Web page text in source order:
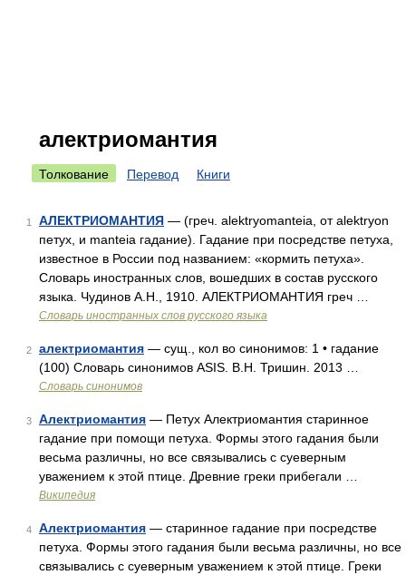
алектриомантия
Толкование Перевод Книги
1 АЛЕКТРИОМАНТИЯ — (греч. alektryomanteia, от alektryon
петух, и manteia гадание). Гадание при посредстве петуха,
известное в России под названием: «кормить петуха».
Словарь иностранных слов, вошедших в состав русского
языка. Чудинов А.Н., 1910. АЛЕКТРИОМАНТИЯ греч …
Словарь иностранных слов русского языка
2 алектриомантия — сущ., кол во синонимов: 1 • гадание
(100) Словарь синонимов ASIS. В.Н. Тришин. 2013 …
Словарь синонимов
3 Алектриомантия — Петух Алектриомантия старинное
гадание при помощи петуха. Формы этого гадания были
весьма различны, но все связывались с суеверным
уважением к этой птице. Древние греки прибегали …
Википедия
4 Алектриомантия — старинное гадание при посредстве
петуха. Формы этого гадания были весьма различны, но все
связывались с суеверным уважением к этой птице. Греки